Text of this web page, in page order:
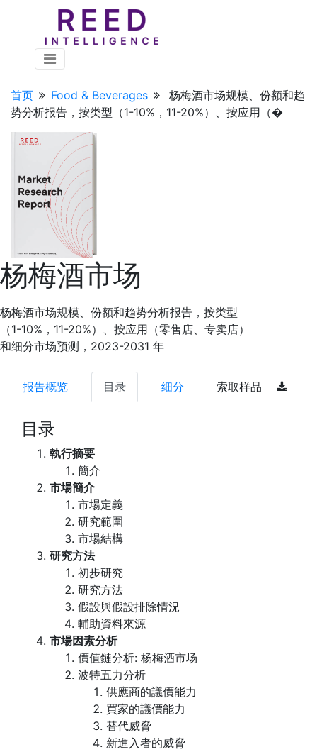
首页 Food & Beverages
杨梅酒市场规模、份额和趋
势分析报告，按类型（1-10%，11-20%）、按应用（�
杨梅酒市场
杨梅酒市场规模、份额和趋势分析报告，按类型
（1-10%，11-20%）、按应用（零售店、专卖店）
和细分市场预测，2023-2031 年
报告概览 目录 细分 索取样品
目录
執行摘要
簡介
市場簡介
市場定義
研究範圍
市場結構
研究方法
初步研究
研究方法
假設與假設排除情況
輔助資料來源
市場因素分析
價值鏈分析: 杨梅酒市场
波特五力分析
供應商的議價能力
買家的議價能力
替代威脅
新進入者的威脅